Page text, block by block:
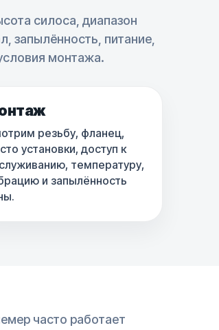
силоса, диапазон
запылённость, питание,
монтажа.
резьбу, фланец,
установки, доступ к
температуру,
и запылённость
часто работает